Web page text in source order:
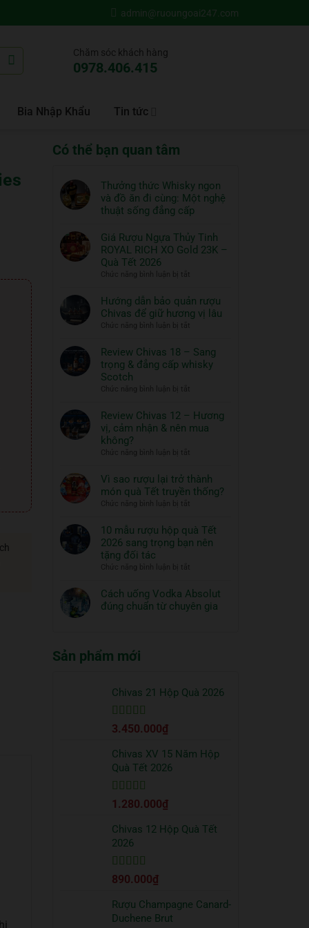
admin@ruoungoai247.com
Chăm sóc khách hàng
0978.406.415
Bia Nhập Khẩu Tin tức
Có thể bạn quan tâm
Thưởng thức Whisky ngon
và đồ ăn đi cùng: Một nghệ
thuật sống đẳng cấp
có
bình
luận
thức
Whisky
ngon
đồ
ăn
đi
cùng:
thuật
sống
đẳng
cấp
Giá Rượu Ngựa Thủy Tinh
ROYAL RICH XO Gold 23K –
Quà Tết 2026
Chức năng bình luận bị tắt
Rượu
Ngựa
Thủy
RICH
XO
Quà
Tết
Hướng dẫn bảo quản rượu
Chivas để giữ hương vị lâu
Chức năng bình luận bị tắt
dẫn
bảo
giữ
hương
Review Chivas 18 – Sang
trọng & đẳng cấp whisky
Scotch
Chức năng bình luận bị tắt
Chivas
đẳng
cấp
Review Chivas 12 – Hương
vị, cảm nhận & nên mua
không?
Chức năng bình luận bị tắt
Chivas
12
cảm
nhận
không?
Vì sao rượu lại trở thành
món quà Tết truyền thống?
Chức năng bình luận bị tắt
sao
rượu
quà
Tết
10 mẫu rượu hộp quà Tết
2026 sang trọng bạn nên
tặng đối tác
Chức năng bình luận bị tắt
mẫu
rượu
nên
Cách uống Vodka Absolut
đúng chuẩn từ chuyên gia
luận
uống
Vodka
Absolut
đúng
chuyên
Sản phẩm mới
Chivas 21 Hộp Quà 2026
Được xếp
5 sao
3.450.000₫
Chivas XV 15 Năm Hộp
Quà Tết 2026
Được xếp
5 sao
1.280.000₫
Chivas 12 Hộp Quà Tết
2026
Được xếp
5 sao
890.000₫
Rượu Champagne Canard-
Duchene Brut